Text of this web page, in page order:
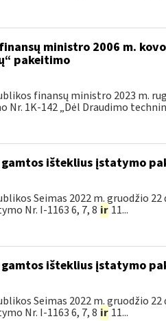
ministro 2006 m.
pakeitimo
finansų ministro 2023 m.
Nr. 1K-142 „Dėl Draudimo
išteklius įstatymo
Seimas 2022 m. gruodžio
Nr. I-1163 6, 7, 8 ir 11...
išteklius įstatymo
Seimas 2022 m. gruodžio
Nr. I-1163 6, 7, 8 ir 11...